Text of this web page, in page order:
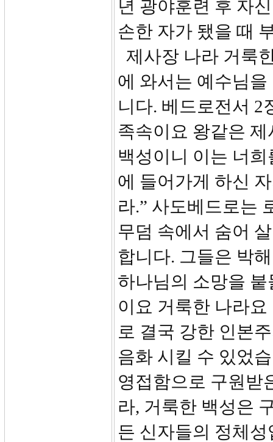
년 광야훈련 후 자
손한 자가 됐을 때
제사장 나라 거룩
에 와서는 예수님
니다. 베드로전서 2
족속이요 왕같은
백성이니 이는 너
에 들어가게 하신
라.” 사도베드로는
무덤 속에서 숨어
합니다. 그들은 박
하나님의 소망을
이요 거룩한 나라
로 결국 강한 인본
음화 시킬 수 있었
영접함으로 구원받
라, 거룩한 백성은
든 신자들의 정체